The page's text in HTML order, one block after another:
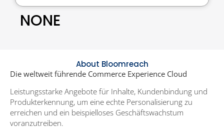
NONE
About Bloomreach
Die weltweit führende Commerce Experience Cloud
Leistungsstarke Angebote für Inhalte, Kundenbindung und
Produkterkennung, um eine echte Personalisierung zu
erreichen und ein beispielloses Geschäftswachstum
voranzutreiben.